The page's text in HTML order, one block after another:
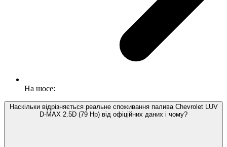
На шосе:
Наскільки відрізняється реальне споживання палива Chevrolet LUV
D-MAX 2.5D (79 Hp) від офіційних даних і чому?